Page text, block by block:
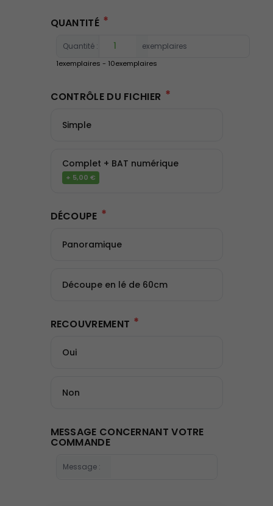
QUANTITÉ *
Quantité : exemplaires
1exemplaires - 10exemplaires
CONTRÔLE DU FICHIER *
Simple
Complet + BAT numérique
+ 5,00 €
DÉCOUPE *
Panoramique
Découpe en lé de 60cm
RECOUVREMENT *
Oui
Non
MESSAGE CONCERNANT VOTRE
COMMANDE
Message :